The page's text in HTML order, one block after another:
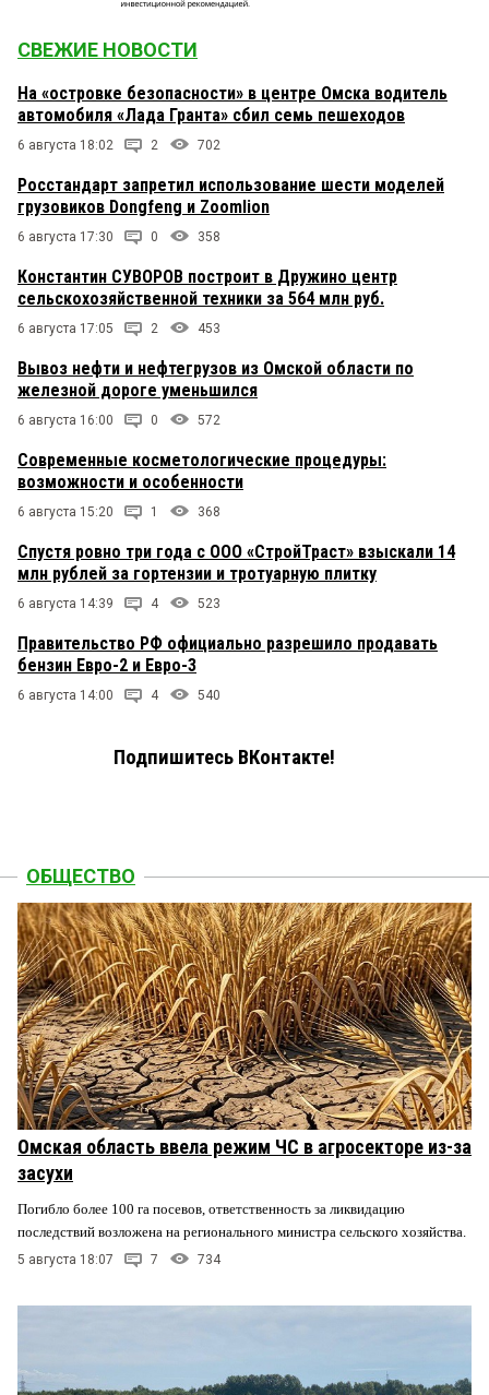
СВЕЖИЕ НОВОСТИ
На «островке безопасности» в центре Омска водитель
автомобиля «Лада Гранта» сбил семь пешеходов
6 августа 18:02 2 702
Росстандарт запретил использование шести моделей
грузовиков Dongfeng и Zoomlion
6 августа 17:30 0 358
Константин СУВОРОВ построит в Дружино центр
сельскохозяйственной техники за 564 млн руб.
6 августа 17:05 2 453
Вывоз нефти и нефтегрузов из Омской области по
железной дороге уменьшился
6 августа 16:00 0 572
Современные косметологические процедуры:
возможности и особенности
6 августа 15:20 1 368
Спустя ровно три года с ООО «СтройТраст» взыскали 14
млн рублей за гортензии и тротуарную плитку
6 августа 14:39 4 523
Правительство РФ официально разрешило продавать
бензин Евро-2 и Евро-3
6 августа 14:00 4 540
Подпишитесь ВКонтакте!
ОБЩЕСТВО
Омская область ввела режим ЧС в агросекторе из-за
засухи
Погибло более 100 га посевов, ответственность за ликвидацию
последствий возложена на регионального министра сельского хозяйства.
5 августа 18:07 7 734